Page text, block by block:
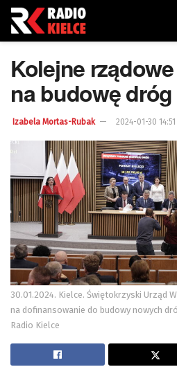
Kolejne
na budowę dróg
Izabela Mortas-Rubak 2024-01-30 14:51
30.01.2024. Kielce. Świętokrzyski Urząd
na dofinansowanie do budowy nowych
Radio Kielce